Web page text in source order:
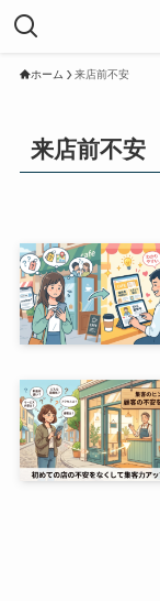
ホーム 来店前不安
来店前不安